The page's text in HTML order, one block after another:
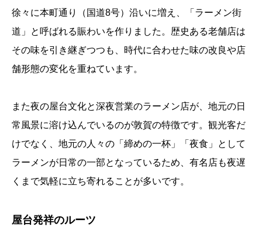
徐々に本町通り（国道8号）沿いに増え、「ラーメン街
道」と呼ばれる賑わいを作りました。歴史ある老舗店は
その味を引き継ぎつつも、時代に合わせた味の改良や店
舗形態の変化を重ねています。
また夜の屋台文化と深夜営業のラーメン店が、地元の日
常風景に溶け込んでいるのが敦賀の特徴です。観光客だ
けでなく、地元の人々の「締めの一杯」「夜食」として
ラーメンが日常の一部となっているため、有名店も夜遅
くまで気軽に立ち寄れることが多いです。
屋台発祥のルーツ